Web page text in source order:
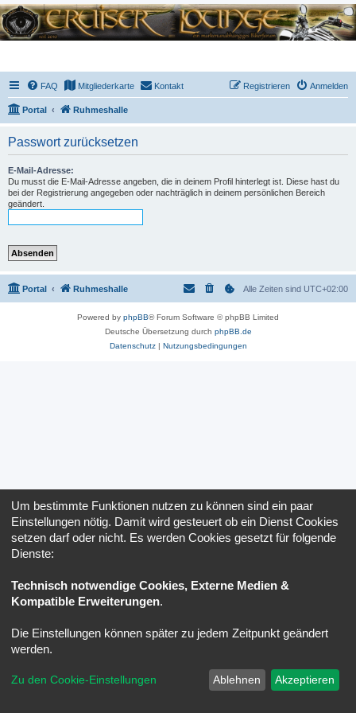
FAQ Mitgliederkarte Kontakt Anmelden
Registrieren
Portal Ruhmeshalle
Passwort zurücksetzen
E-Mail-Adresse:
Du musst die E-Mail-Adresse angeben, die in deinem Profil hinterlegt ist. Diese hast du
bei der Registrierung angegeben oder nachträglich in deinem persönlichen Bereich
geändert.
Portal Ruhmeshalle Alle Zeiten sind UTC+02:00
Powered by phpBB® Forum Software © phpBB Limited
Deutsche Übersetzung durch phpBB.de
Datenschutz| Nutzungsbedingungen
Um bestimmte Funktionen nutzen zu können sind ein paar
Einstellungen nötig. Damit wird gesteuert ob ein Dienst Cookies
setzen darf oder nicht. Es werden Cookies gesetzt für folgende
Dienste:
Technisch notwendige Cookies, Externe Medien &
Kompatible Erweiterungen.
Die Einstellungen können später zu jedem Zeitpunkt geändert
werden.
Zu den Cookie-Einstellungen Ablehnen Akzeptieren